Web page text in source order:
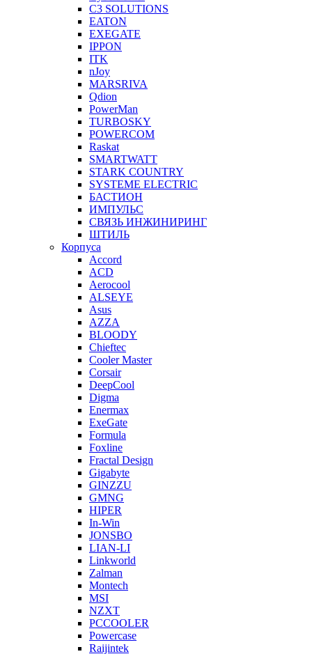
C3 SOLUTIONS
EATON
EXEGATE
IPPON
ITK
nJoy
MARSRIVA
Qdion
PowerMan
TURBOSKY
POWERCOM
Raskat
SMARTWATT
STARK COUNTRY
SYSTEME ELECTRIC
БАСТИОН
ИМПУЛЬС
СВЯЗЬ ИНЖИНИРИНГ
ШТИЛЬ
Корпуса
Accord
ACD
Aerocool
ALSEYE
Asus
AZZA
BLOODY
Chieftec
Cooler Master
Corsair
DeepCool
Digma
Enermax
ExeGate
Formula
Foxline
Fractal Design
Gigabyte
GINZZU
GMNG
HIPER
In-Win
JONSBO
LIAN-LI
Linkworld
Zalman
Montech
MSI
NZXT
PCCOOLER
Powercase
Raijintek